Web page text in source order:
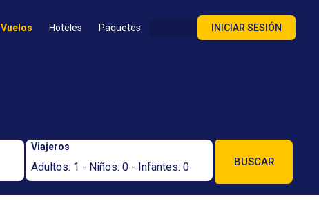
Vuelos Hoteles Paquetes INICIAR SESIÓN
Viajeros
Adultos: 1 - Niños: 0 - Infantes: 0 BUSCAR